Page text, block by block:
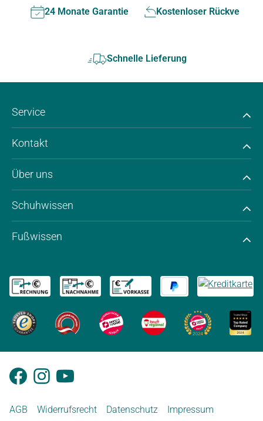
24 Monate Garantie Kostenloser Rückversand
Schnelle Lieferung
Service
Kontakt
Über uns
Schuhwissen
Fußwissen
AGB Widerrufsrecht Datenschutz Impressum